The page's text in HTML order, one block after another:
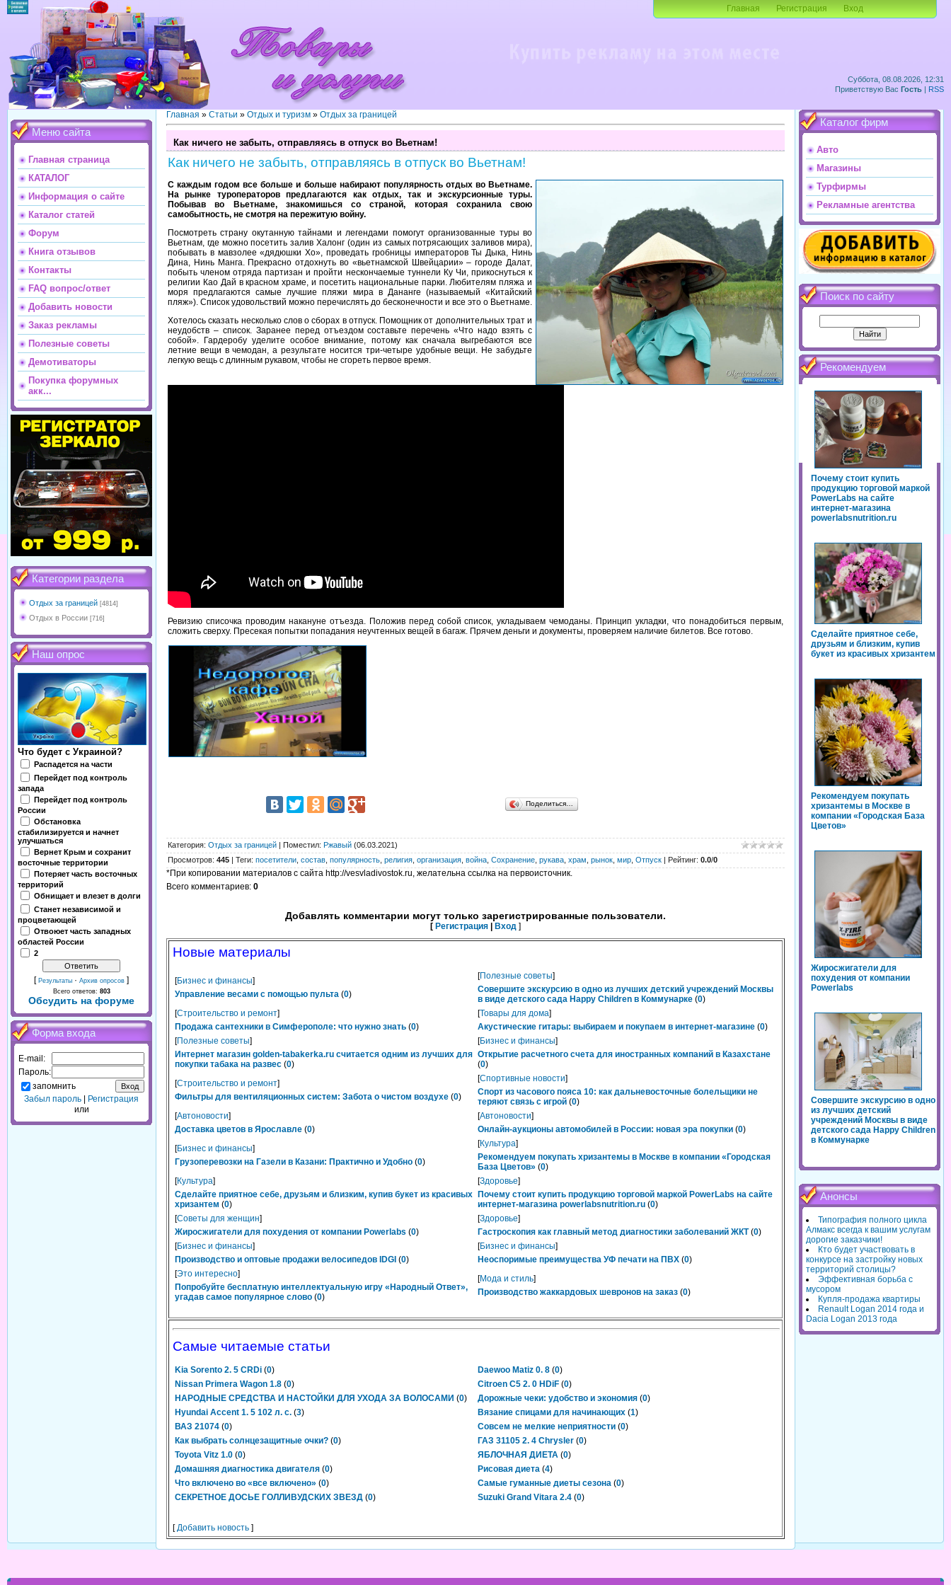
Суббота, 08.08.2026, 12:31
Приветствую Вас Гость | RSS
Главная Регистрация Вход
Меню сайта
Главная страница
КАТАЛОГ
Информация о сайте
Каталог статей
Форум
Книга отзывов
Контакты
FAQ вопрос/ответ
Добавить новости
Заказ рекламы
Полезные советы
Демотиваторы
Покупка форумных
акк...
Категории раздела
Отдых за границей [4814]
Отдых в России [716]
Наш опрос
Что будет с Украиной?
Распадется на части
Перейдет под контроль
запада
Перейдет под контроль
России
Обстановка
стабилизируется и начнет
улучшаться
Вернет Крым и сохранит
восточные территории
Потеряет часть восточных
территорий
Обнищает и влезет в долги
Станет независимой и
процветающей
Отвоюет часть западных
областей России
2
[ Результаты · Архив опросов ]
Всего ответов: 803
Обсудить на форуме
Форма входа
E-mail:
Пароль:
запомнить
Забыл пароль
Регистрация
или
Главная » Статьи » Отдых и туризм » Отдых за границей
Как ничего не забыть, отправляясь в отпуск во Вьетнам!
Как ничего не забыть, отправляясь в отпуск во Вьетнам!
С каждым годом все больше и больше набирают популярность отдых во Вьетнаме.
На рынке туроператоров предлагаются как отдых, так и экскурсионные туры.
Побывав во Вьетнаме, знакомишься со страной, которая сохранила свою
самобытность, не смотря на пережитую войну.
Посмотреть страну окутанную тайнами и легендами помогут организованные туры во
Вьетнам, где можно посетить залив Халонг (один из самых потрясающих заливов мира),
побывать в мавзолее «дядюшки Хо», проведать гробницы императоров Ты Дыка, Нинь
Дина, Нинь Манга. Прекрасно отдохнуть во «вьетнамской Швейцарии» – городе Далат,
побыть членом отряда партизан и пройти нескончаемые туннели Ку Чи, прикоснуться к
религии Као Дай в красном храме, и посетить национальные парки. Любителям пляжа и
моря предлагаются самые лучшие пляжи мира в Дананге (называемый «Китайский
пляж»). Список удовольствий можно перечислять до бесконечности и все это о Вьетнаме.
Хотелось сказать несколько слов о сборах в отпуск. Помощник от дополнительных трат и
неудобств – список. Заранее перед отъездом составьте перечень «Что надо взять с
собой». Гардеробу уделите особое внимание, потому как сначала выгребаются все
летние вещи в чемодан, а результате носится три-четыре удобные вещи. Не забудьте
легкую вещь с длинным рукавом, чтобы не сгореть первое время.
Ревизию списочка проводим накануне отъезда. Положив перед собой список, укладываем чемоданы. Принцип укладки, что понадобиться первым,
сложить сверху. Пресекая попытки попадания неучтенных вещей в багаж. Прячем деньги и документы, проверяем наличие билетов. Все готово.
Поделиться…
Категория: Отдых за границей | Поместил: Ржавый (06.03.2021)
Просмотров: 445 | Теги: посетители состав популярность религия организация война Сохранение рукава храм рынок мир Отпуск | Рейтинг: 0.0/0
*При копировании материалов с сайта http://vesvladivostok.ru, желательна ссылка на первоисточник.
Всего комментариев: 0
Добавлять комментарии могут только зарегистрированные пользователи.
[ Регистрация Вход ]
Новые материалы
[Бизнес и финансы]
Управление весами с помощью пульта (0)
[Полезные советы]
Совершите экскурсию в одно из лучших детский учреждений Москвы
в виде детского сада Happy Children в Коммунарке (0)
[Строительство и ремонт]
Продажа сантехники в Симферополе: что нужно знать (0)
[Товары для дома]
Акустические гитары: выбираем и покупаем в интернет-магазине (0)
[Полезные советы]
Интернет магазин golden-tabakerka.ru считается одним из лучших для
покупки табака на развес (0)
[Бизнес и финансы]
Открытие расчетного счета для иностранных компаний в Казахстане
(0)
[Строительство и ремонт]
Фильтры для вентиляционных систем: Забота о чистом воздухе (0)
[Спортивные новости]
Спорт из часового пояса 10: как дальневосточные болельщики не
теряют связь с игрой (0)
[Автоновости]
Доставка цветов в Ярославле (0)
[Автоновости]
Онлайн-аукционы автомобилей в России: новая эра покупки (0)
[Бизнес и финансы]
Грузоперевозки на Газели в Казани: Практично и Удобно (0)
[Культура]
Рекомендуем покупать хризантемы в Москве в компании «Городская
База Цветов» (0)
[Культура]
Сделайте приятное себе, друзьям и близким, купив букет из красивых
хризантем (0)
[Здоровье]
Почему стоит купить продукцию торговой маркой PowerLabs на сайте
интернет-магазина powerlabsnutrition.ru (0)
[Советы для женщин]
Жиросжигатели для похудения от компании Powerlabs (0)
[Здоровье]
Гастроскопия как главный метод диагностики заболеваний ЖКТ (0)
[Бизнес и финансы]
Производство и оптовые продажи велосипедов IDGI (0)
[Бизнес и финансы]
Неоспоримые преимущества УФ печати на ПВХ (0)
[Это интересно]
Попробуйте бесплатную интеллектуальную игру «Народный Ответ»,
угадав самое популярное слово (0)
[Мода и стиль]
Производство жаккардовых шевронов на заказ (0)
Самые читаемые статьи
Kia Sorento 2. 5 CRDi (0) Daewoo Matiz 0. 8 (0)
Nissan Primera Wagon 1.8 (0) Citroen C5 2. 0 HDiF (0)
НАРОДНЫЕ СРЕДСТВА И НАСТОЙКИ ДЛЯ УХОДА ЗА ВОЛОСАМИ (0) Дорожные чеки: удобство и экономия (0)
Hyundai Accent 1. 5 102 л. с. (3) Вязание спицами для начинающих (1)
ВАЗ 21074 (0) Совсем не мелкие неприятности (0)
Как выбрать солнцезащитные очки? (0) ГАЗ 31105 2. 4 Chrysler (0)
Toyota Vitz 1.0 (0) ЯБЛОЧНАЯ ДИЕТА (0)
Домашняя диагностика двигателя (0) Рисовая диета (4)
Что включено во «все включено» (0) Самые гуманные диеты сезона (0)
СЕКРЕТНОЕ ДОСЬЕ ГОЛЛИВУДСКИХ ЗВЕЗД (0) Suzuki Grand Vitara 2.4 (0)
[Добавить новость ]
Каталог фирм
Авто
Магазины
Турфирмы
Рекламные агентства
Поиск по сайту
Рекомендуем
Почему стоит купить
продукцию торговой маркой
PowerLabs на сайте
интернет-магазина
powerlabsnutrition.ru
Сделайте приятное себе,
друзьям и близким, купив
букет из красивых хризантем
Рекомендуем покупать
хризантемы в Москве в
компании «Городская База
Цветов»
Жиросжигатели для
похудения от компании
Powerlabs
Совершите экскурсию в одно
из лучших детский
учреждений Москвы в виде
детского сада Happy Children
в Коммунарке
Анонсы
Типография полного цикла
Алмакс всегда к вашим услугам
дорогие заказчики!
Кто будет участвовать в
конкурсе на застройку новых
территорий столицы?
Эффективная борьба с
мусором
Купля-продажа квартиры
Renault Logan 2014 года и
Dacia Logan 2013 года